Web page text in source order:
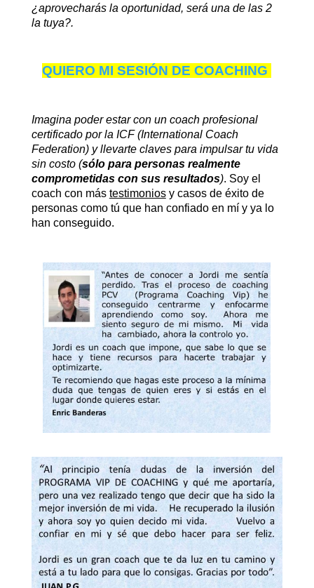
¿aprovecharás la oportunidad, será una de las 2
la tuya?.
QUIERO MI SESIÓN DE COACHING
Imagina poder estar con un coach profesional
certificado por la ICF (International Coach
Federation) y llevarte claves para impulsar tu vida
sin costo (sólo para personas realmente
comprometidas con sus resultados). Soy el
coach con más testimoniosy casos de éxito de
personas como tú que han confiado en mí y ya lo
han conseguido.